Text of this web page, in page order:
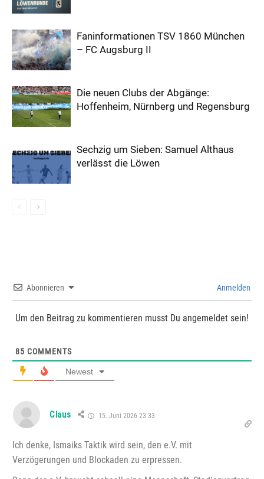
Faninformationen TSV 1860 München
– FC Augsburg II
Die neuen Clubs der Abgänge:
Hoffenheim, Nürnberg und Regensburg
Sechzig um Sieben: Samuel Althaus
verlässt die Löwen
Abonnieren Anmelden
Um den Beitrag zu kommentieren musst Du angemeldet sein!
85 COMMENTS
Newest
Claus 15. Juni 2026 23:33
Ich denke, Ismaiks Taktik wird sein, den e.V. mit
Verzögerungen und Blockaden zu erpressen.